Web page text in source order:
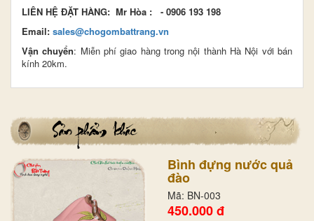
LIÊN HỆ ĐẶT HÀNG: Mr Hòa : - 0906 193 198
Email: sales@chogombattrang.vn
Vận chuyển: Miễn phí giao hàng trong nội thành Hà Nội với bán
kính 20km.
Bình đựng nước quả
đào
Mã: BN-003
450.000 đ